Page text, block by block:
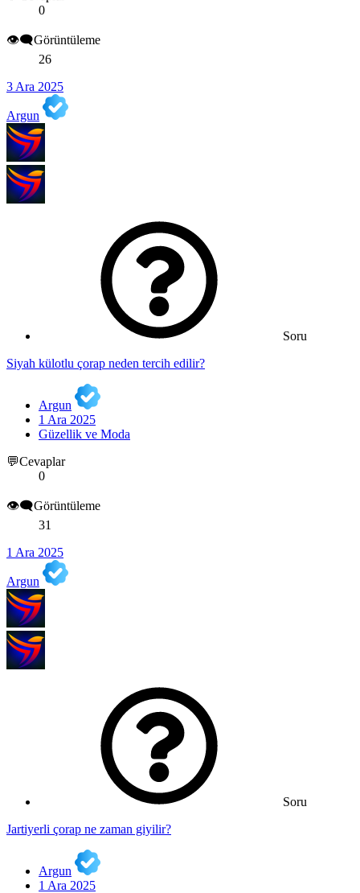
0
👁️‍🗨️Görüntüleme
26
3 Ara 2025
Argun
Soru
Siyah külotlu çorap neden tercih edilir?
Argun
1 Ara 2025
Güzellik ve Moda
💬Cevaplar
0
👁️‍🗨️Görüntüleme
31
1 Ara 2025
Argun
Soru
Jartiyerli çorap ne zaman giyilir?
Argun
1 Ara 2025